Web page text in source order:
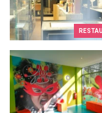
Kids&Us language